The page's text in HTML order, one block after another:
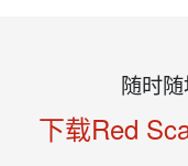
随时
下载Red